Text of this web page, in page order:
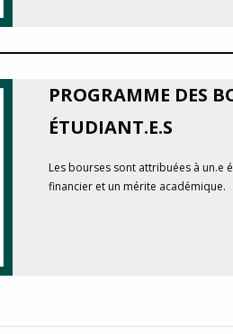
PROGRAMME DES
ÉTUDIANT.E.S
Les bourses sont attribuées à un.e
financier et un mérite académique.